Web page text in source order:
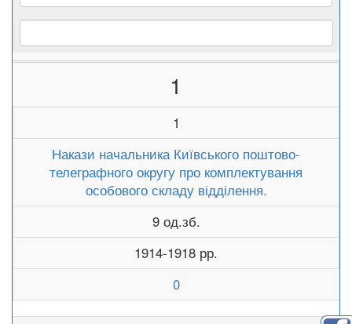
1
1
Накази начальника Київського поштово-
телеграфного округу про комплектування
особового складу відділення.
9 од.зб.
1914-1918 рр.
0